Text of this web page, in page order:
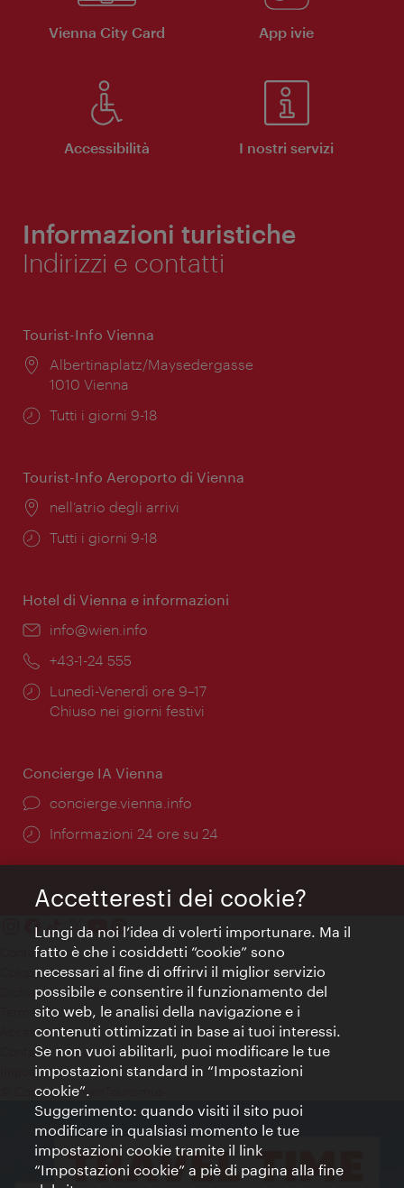
Vienna City Card App ivie
Accessibilità I nostri servizi
Informazioni turistiche
Indirizzi e contatti
Tourist-Info Vienna
Posizione:
Albertinaplatz/Maysedergasse
1010 Vienna
Orari
Tutti i giorni 9-18
Tourist-Info Aeroporto di Vienna
Posizione:
nell’atrio degli arrivi
Orari
Tutti i giorni 9-18
Hotel di Vienna e informazioni
Email:
info@wien.info
Telefono:
+43-1-24 555
Orari
di
Lunedì-Venerdì ore 9–17
Chiuso nei giorni festivi
Concierge IA Vienna
Ort:
concierge.vienna.info
Öffnungszeiten:
Informazioni 24 ore su 24
Contatti
Colophon
Dichiarazione sulla protezione dei dati
Terms of Use
Accessibilità
Contatto stampa
Impostazioni cookie
© Copyright WienTourismus
Accetteresti dei cookie?
Lungi da noi l’idea di volerti importunare. Ma il
fatto è che i cosiddetti “cookie” sono
necessari al fine di offrirvi il miglior servizio
possibile e consentire il funzionamento del
sito web, le analisi della navigazione e i
contenuti ottimizzati in base ai tuoi interessi.
Se non vuoi abilitarli, puoi modificare le tue
impostazioni standard in “Impostazioni
cookie”.
Suggerimento: quando visiti il sito puoi
modificare in qualsiasi momento le tue
impostazioni cookie tramite il link
“Impostazioni cookie” a piè di pagina alla fine